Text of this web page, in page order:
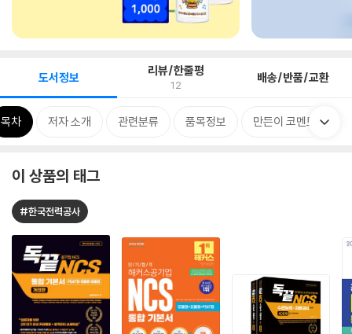
도서정보 리뷰/한줄평
12 배송/반품/교환
목차 저자 소개 관련분류 품목정보 만든이 코멘트
이 상품의 태그
#한국전력공사